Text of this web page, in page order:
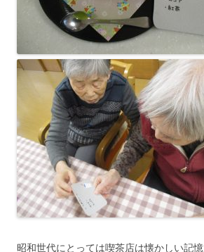
昭和世代にとっては喫茶店は懐かしい記